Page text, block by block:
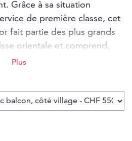
Grâce à sa situation
de première classe, cet
fait partie des plus grands
orientale et comprend,
une terrasse sur
autour du lac de
sur le lac de Constance,
Plus